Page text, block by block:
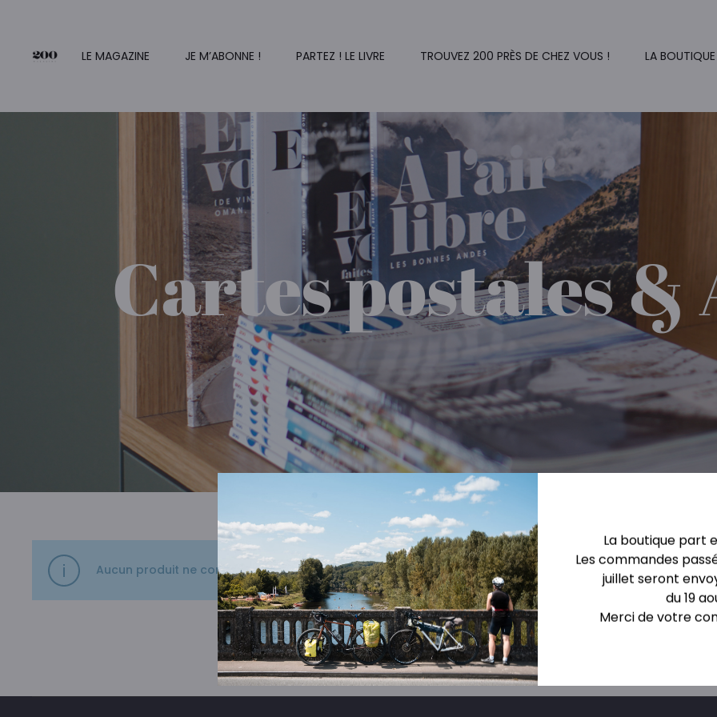
LE MAGAZINE JE M’ABONNE ! PARTEZ ! LE LIVRE TROUVEZ 200 PRÈS DE CHEZ VOUS ! LA BOUTIQUE
Cartes postales &
Aucun produit ne correspond à votre sélection.
La boutique part
Les commandes
juillet seront
du 19
Merci de votre